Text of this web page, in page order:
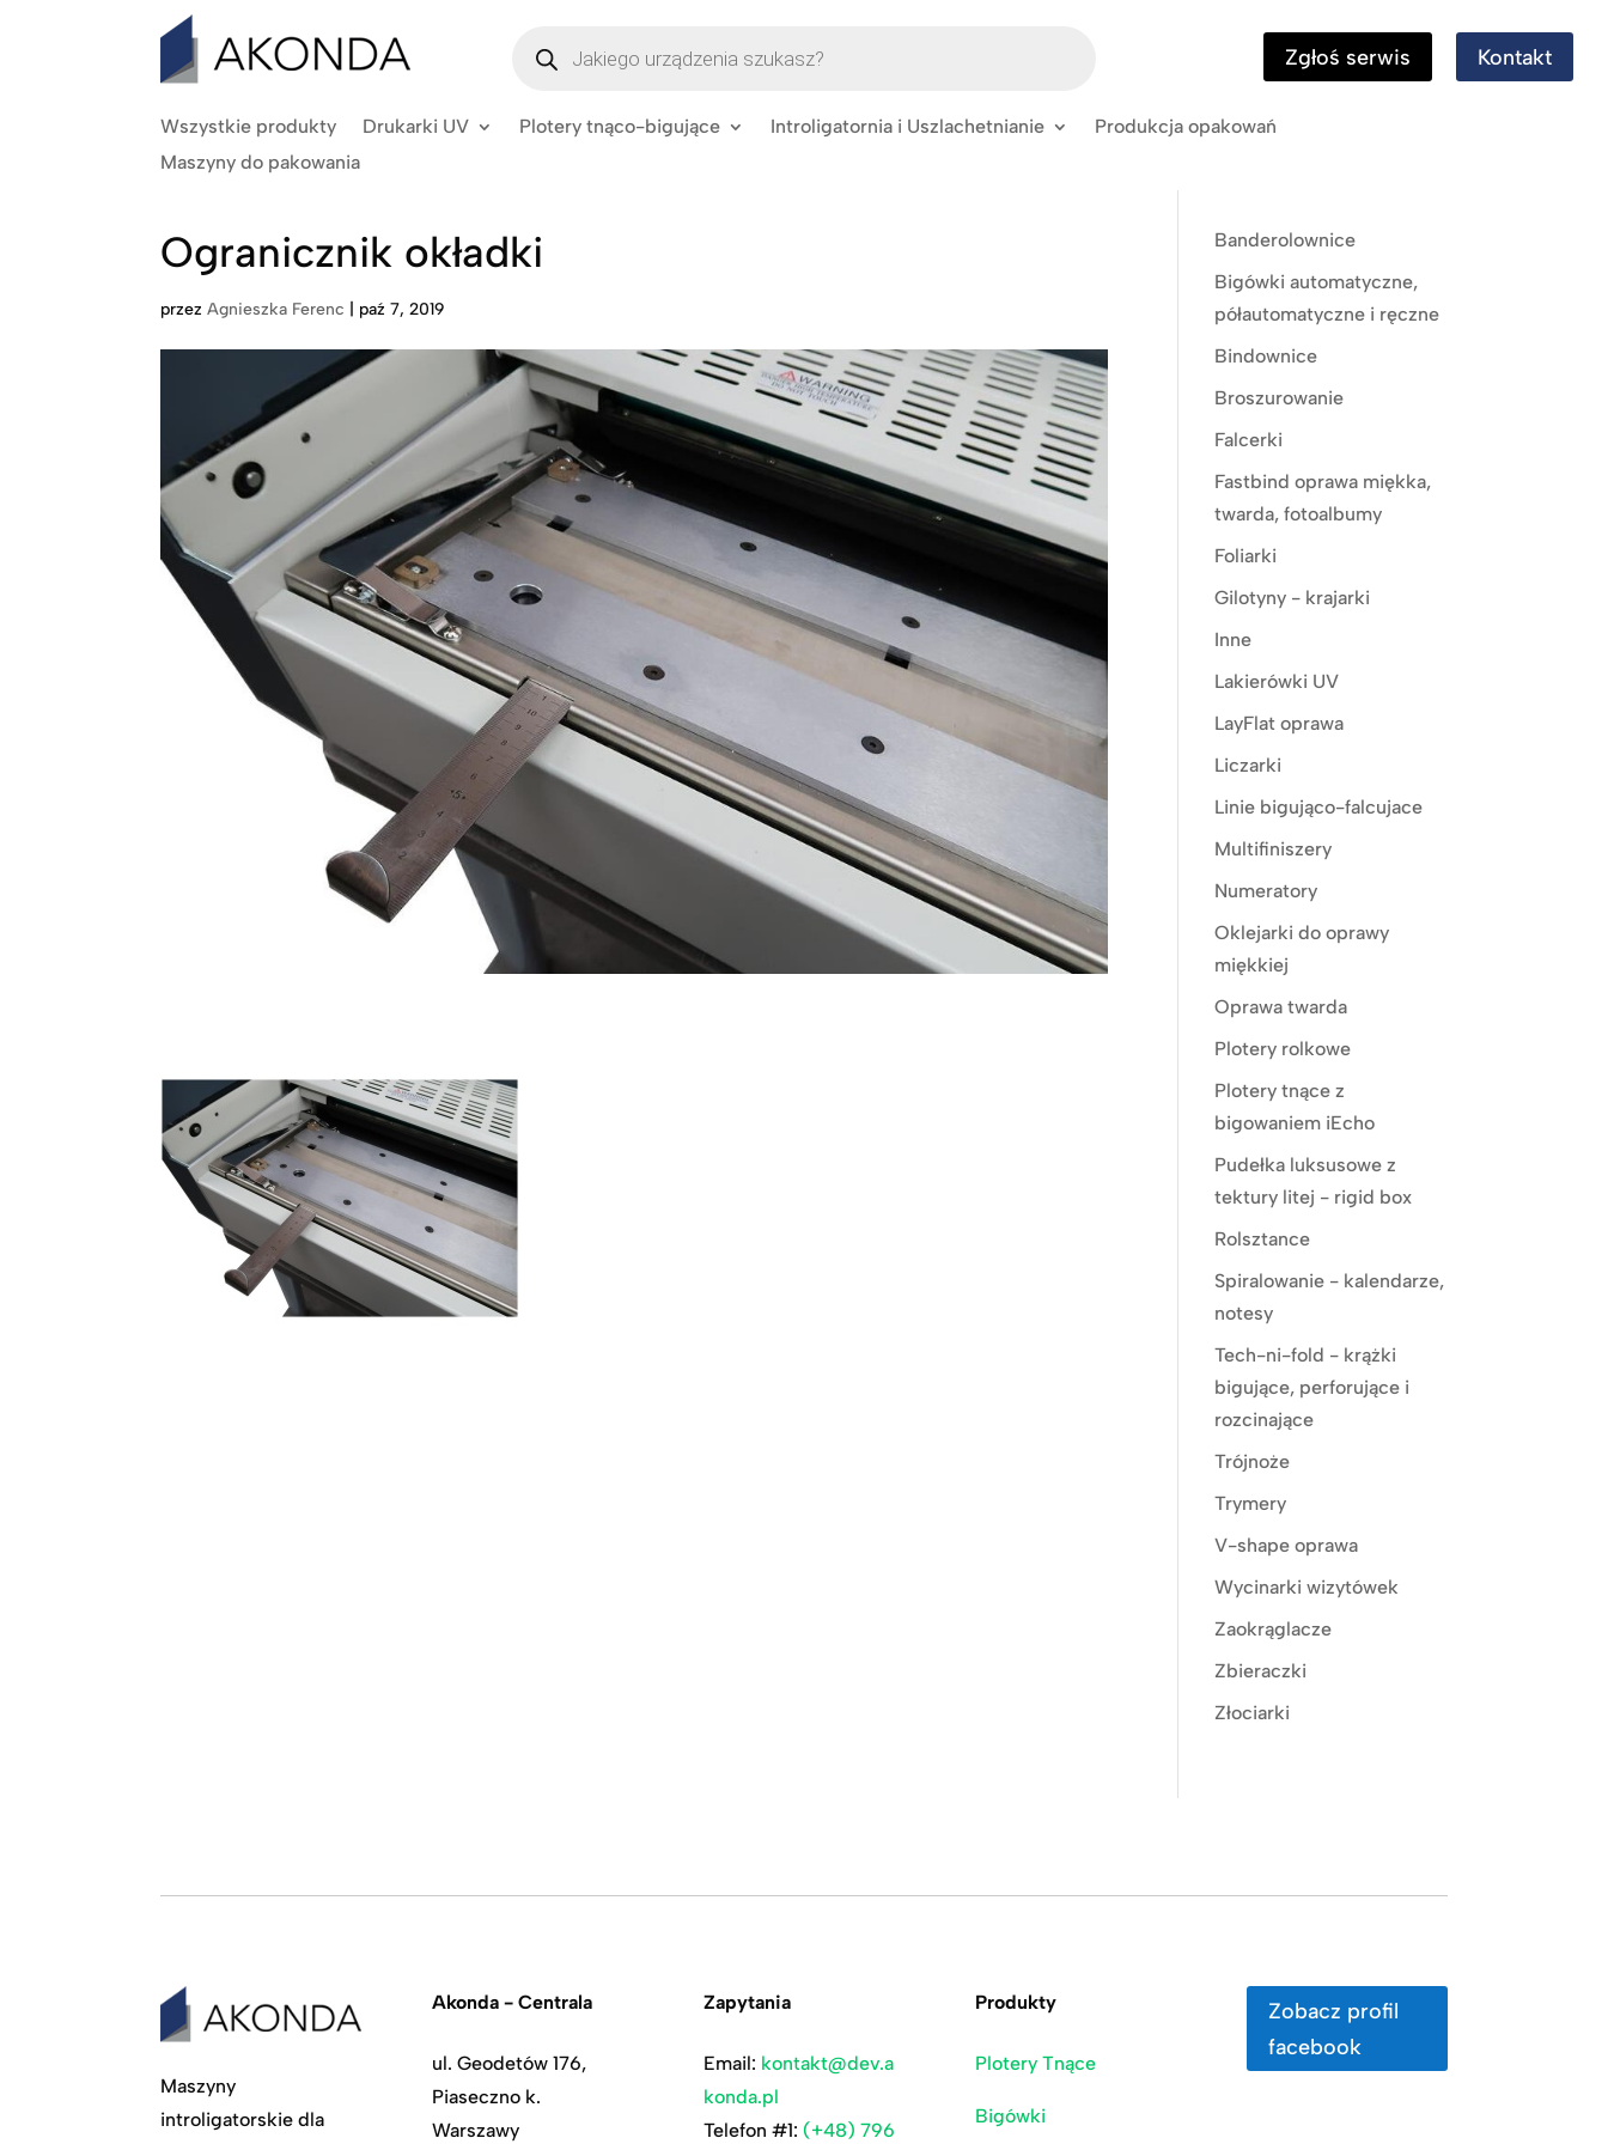
produktów
Zgłoś serwis Kontakt
Wszystkie produkty Drukarki UV Plotery tnąco-bigujące Introligatornia i Uszlachetnianie
Produkcja opakowań
Maszyny do pakowania
Ogranicznik okładki
przezAgnieszka Ferenc paź 7, 2019
Banderolownice
Bigówki automatyczne,
półautomatyczne i ręczne
Bindownice
Broszurowanie
Falcerki
Fastbind oprawa miękka,
twarda, fotoalbumy
Foliarki
Gilotyny - krajarki
Inne
Lakierówki UV
LayFlat oprawa
Liczarki
Linie bigująco-falcujace
Multifiniszery
Numeratory
Oklejarki do oprawy
miękkiej
Oprawa twarda
Plotery rolkowe
Plotery tnące z
bigowaniem iEcho
Pudełka luksusowe z
tektury litej - rigid box
Rolsztance
Spiralowanie - kalendarze,
notesy
Tech-ni-fold - krążki
bigujące, perforujące i
rozcinające
Trójnoże
Trymery
V-shape oprawa
Wycinarki wizytówek
Zaokrąglacze
Zbieraczki
Złociarki
Maszyny
introligatorskie dla
Akonda - Centrala
ul. Geodetów 176,
Piaseczno k.
Warszawy
Zapytania
Email: kontakt@dev.a
konda.pl
Telefon #1: (+48) 796
Produkty
Plotery Tnące
Bigówki
Zobacz profil
facebook